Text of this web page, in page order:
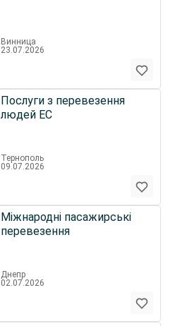
Винница
23.07.2026
Послуги з перевезення
людей ЕС
Тернополь
09.07.2026
Міжнародні пасажирські
перевезення
Днепр
02.07.2026